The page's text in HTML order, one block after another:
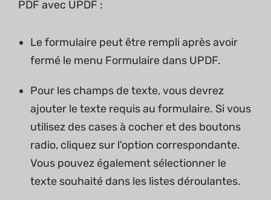
PDF avec UPDF :
Le formulaire peut être rempli après avoir
fermé le menu Formulaire dans UPDF.
Pour les champs de texte, vous devrez
ajouter le texte requis au formulaire. Si vous
utilisez des cases à cocher et des boutons
radio, cliquez sur l'option correspondante.
Vous pouvez également sélectionner le
texte souhaité dans les listes déroulantes.